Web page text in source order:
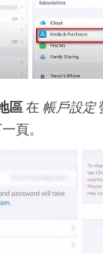
區在 帳戶設定
頁。